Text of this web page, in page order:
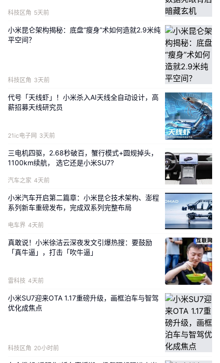
今日上午小米创办人，董事长兼CEO雷军在微博个人账号
官宣小米汽车新系列 SkyNomad时，评论区还有网友询问
该系列新车的发布时间，雷军回复称“快了”。大家最期待新
车带来哪些新体验和升级呢？
另一边，7月8日，REDMI官方正式官宣新机——REDMI
Note 17系列定档7月14日19:00发布。
科技区角 5天前
小米昆仑架构揭秘：底盘“瘦身”术如何造就2.9米纯
平空间？
科技区角 3天前
代号「天线虾」！小米杀入AI天线全自动设计，高
薪招募天线研究员
21ic电子网 3天前
三电机四驱，2.68秒破百，蟹行模式+圆规掉头，
1100km续航， 选它还是小米SU7?
汽车之家 4天前
小米汽车开启第二篇章：小米昆仑技术架构、澎程
系列新车重磅发布，完成双系列完整布局
电车界 4天前
真敢说！小米徐洁云深夜发文引爆热搜：要鼓励
「真牛逼」，打击「吹牛逼」
雷科技 4天前
小米SU7迎来OTA 1.17重磅升级，画框泊车与智驾
优化成焦点
科技区角 20小时前